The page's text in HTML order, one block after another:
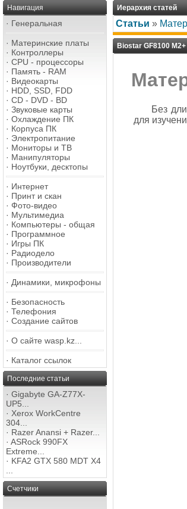
Навигация
· Генеральная
· Материнские платы
· Контроллеры
· CPU - процессоры
· Память - RAM
· Видеокарты
· HDD, SSD, FDD
· CD - DVD - BD
· Звуковые карты
· Охлаждение ПК
· Корпуса ПК
· Электропитание
· Мониторы и ТВ
· Манипуляторы
· Ноутбуки, десктопы
· Интернет
· Принт и скан
· Фото-видео
· Мультимедиа
· Компьютеры - общая
· Программное
· Игры ПК
· Радиодело
· Производители
· Динамики, микрофоны
· Безопасность
· Телефония
· Создание сайтов
· О сайте wasp.kz...
· Каталог ссылок
Последние статьи
· Gigabyte GA-Z77X-
UP5...
· Xerox WorkCentre
304...
· Razer Anansi + Razer...
· ASRock 990FX
Extreme...
· KFA2 GTX 580 MDT X4
Счетчики
Иерархия статей
Статьи »
Biostar GF8100
Без
для